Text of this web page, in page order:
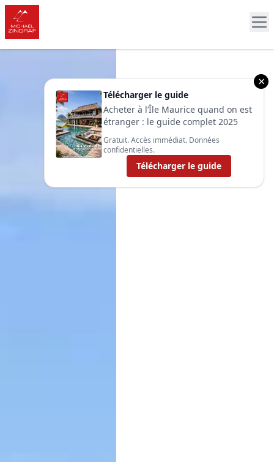
×
Télécharger le guide
Acheter à l’Île Maurice quand on est
étranger : le guide complet 2025
Gratuit. Accès immédiat. Données
confidentielles.
Télécharger le guide